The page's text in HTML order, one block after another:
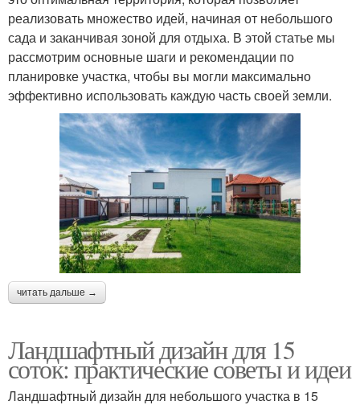
реализовать множество идей, начиная от небольшого
сада и заканчивая зоной для отдыха. В этой статье мы
рассмотрим основные шаги и рекомендации по
планировке участка, чтобы вы могли максимально
эффективно использовать каждую часть своей земли.
читать дальше →
Ландшафтный дизайн для 15
соток: практические советы и идеи
Ландшафтный дизайн для небольшого участка в 15